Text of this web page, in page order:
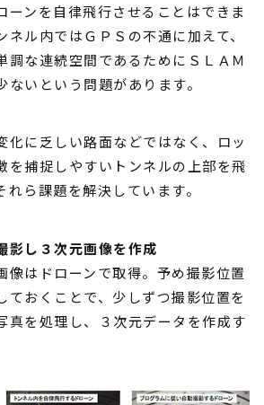
ーンを自律飛行させることはできま
ネル内ではＧＰＳの不通に加えて、
調な連続空間であるためにＳＬＡＭ
いという問題があります。
化に乏しい路面などではなく、ロッ
を捕捉しやすいトンネルの上部を飛
ら課題を解決しています。
し３次元画像を作成
像はドローンで取得。予め撮影位置
ておくことで、少しずつ撮影位置を
真を処理し、３次元データを作成す